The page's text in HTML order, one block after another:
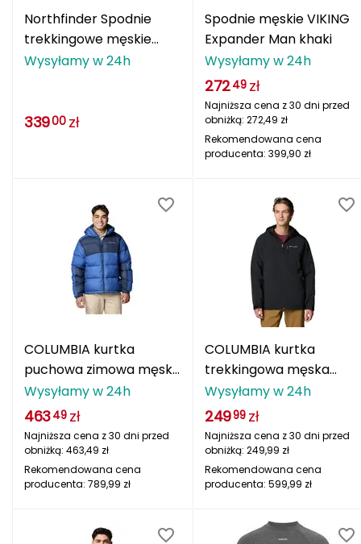
NILS CAMP
NILS FUN
Nikwax Waterproofing
Nomad Face
Northfinder
OCÚN
ODLO
ONE FITNESS
OSPREY
Northfinder Spodnie
trekkingowe męskie
Bropton red
Wysyłamy w 24h
33900 zł
Spodnie męskie VIKING
Expander Man khaki
Wysyłamy w 24h
27249 zł
Najniższa cena z 30 dni przed
obniżką: 272,49 zł
Rekomendowana cena
producenta: 399,90 zł
COLUMBIA kurtka
puchowa zimowa męska
Pike Lake II niebieski
Wysyłamy w 24h
46349 zł
Najniższa cena z 30 dni przed
obniżką: 463,49 zł
Rekomendowana cena
producenta: 789,99 zł
COLUMBIA kurtka
trekkingowa męska
Gate Racer II czarny
Wysyłamy w 24h
24999 zł
Najniższa cena z 30 dni przed
obniżką: 249,99 zł
Rekomendowana cena
producenta: 599,99 zł